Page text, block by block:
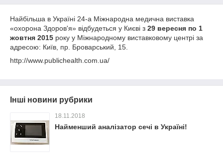
Найбільша в Україні 24-а Міжнародна медична виставка
«охорона Здоров'я» відбудеться у Києві з 29 вересня по 1
жовтня 2015 року у Міжнародному виставковому центрі за
адресою: Київ, пр. Броварський, 15.
http://www.publichealth.com.ua/
Інші новини рубрики
18.11.2018
Найменший аналізатор сечі в Україні!